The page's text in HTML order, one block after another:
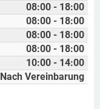
08:00 - 18:00
08:00 - 18:00
08:00 - 18:00
08:00 - 18:00
10:00 - 14:00
Nach Vereinbarung